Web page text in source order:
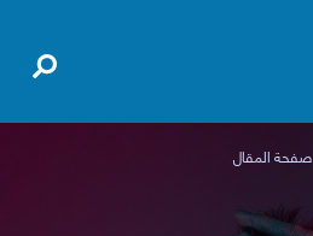
صفحة المقال